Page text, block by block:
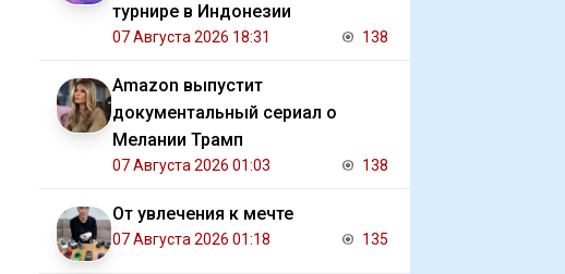
турнире в Индонезии
07 Августа 2026 18:31 138
Amazon выпустит
документальный сериал о
Мелании Трамп
07 Августа 2026 01:03 138
От увлечения к мечте
07 Августа 2026 01:18 135